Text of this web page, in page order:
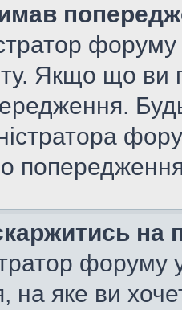
Якщо що
на
форуму
на яке ви